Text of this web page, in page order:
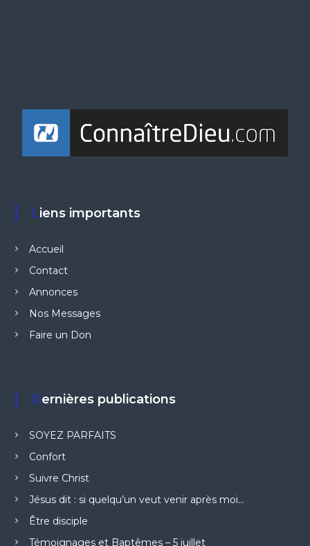
Liens importants
Accueil
Contact
Annonces
Nos Messages
Faire un Don
Dernières publications
SOYEZ PARFAITS
Confort
Suivre Christ
Jésus dit : si quelqu’un veut venir après moi…
Être disciple
Témoignages et Baptêmes – 5 juillet